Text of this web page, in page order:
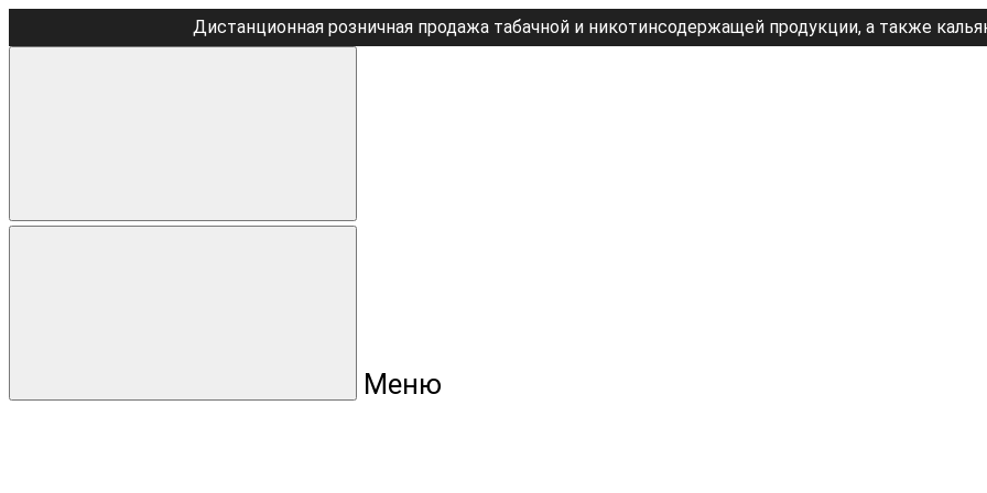
Дистанционная розничная продажа табачной и никотинсодержащей продукции, а также
Меню